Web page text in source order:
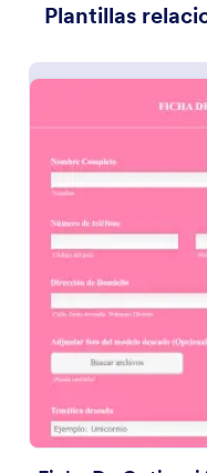
Plantillas